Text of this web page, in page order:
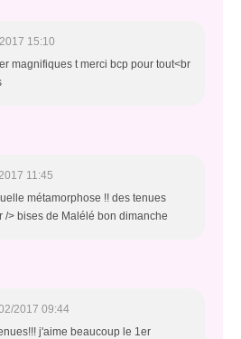
15:10
magnifiques t merci bcp pour tout<br
11:45
métamorphose !! des tenues
/> bises de Malélé bon dimanche
2017 09:44
j'aime beaucoup le 1er